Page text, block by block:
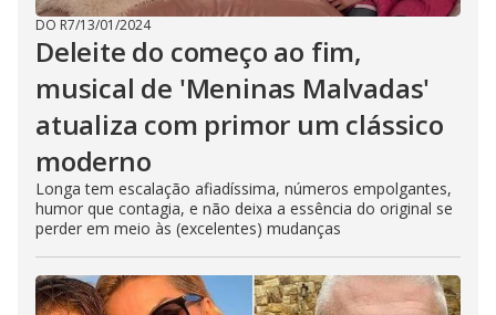
DO R7/13/01/2024
Deleite do começo ao fim,
musical de 'Meninas Malvadas'
atualiza com primor um clássico
moderno
Longa tem escalação afiadíssima, números empolgantes,
humor que contagia, e não deixa a essência do original se
perder em meio às (excelentes) mudanças